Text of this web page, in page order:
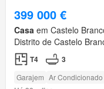
399 000 €
Casa em Castelo
Distrito de Castelo
T4 3
Garajem Ar Condicionado